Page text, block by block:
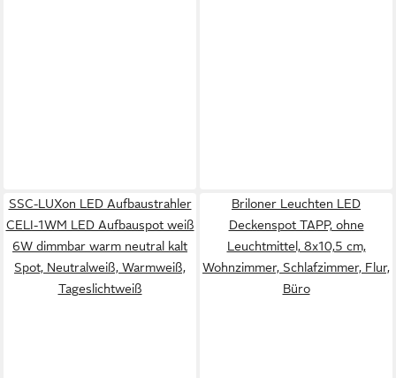
SSC-LUXon LED Aufbaustrahler
CELI-1WM LED Aufbauspot weiß
6W dimmbar warm neutral kalt
Spot, Neutralweiß, Warmweiß,
Tageslichtweiß
Briloner Leuchten LED
Deckenspot TAPP, ohne
Leuchtmittel, 8x10,5 cm,
Wohnzimmer, Schlafzimmer, Flur,
Büro